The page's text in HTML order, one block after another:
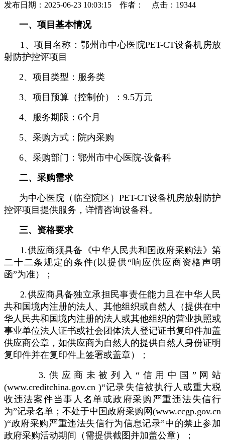
发布日期：2025-06-23 10:03:15 作者： 点击：19344
一、项目基本情况
1、项目名称：鄂州市中心医院PET-CT设备机房放
射防护控评项目
2、项目类型：服务类
3、项目预算（控制价）：9.5万元
4、服务期限：6个月
5、采购方式：院内采购
6、采购部门：鄂州市中心医院-设备科
二、采购需求
为中心医院（临空院区）PET-CT设备机房放射防护
控评项目提供服务，详情咨询设备科。
三、资格要求
1.供应商须具备《中华人民共和国政府采购法》第
二十二条规定的条件(以提供“响应供应商资格声明
函”为准）；
2.供应商具备独立承担民事责任能力且在中华人民
共和国境内注册的法人、其他组织或自然人（提供在中
华人民共和国境内注册的法人或其他组织的营业执照或
事业单位法人证书或社会团体法人登记证书复印件加盖
供应商公章，如供应商为自然人的提供自然人身份证明
复印件并在复印件上签署或盖章）；
3.供应商未被列入“信用中国”网站
(www.creditchina.gov.cn )“记录失信被执行人或重大税
收违法案件当事人名单或政府采购严重违法失信行
为”记录名单；不处于中国政府采购网(www.ccgp.gov.cn
)“政府采购严重违法失信行为信息记录”中的禁止参加
政府采购活动期间（需提供截图并加盖公章）；